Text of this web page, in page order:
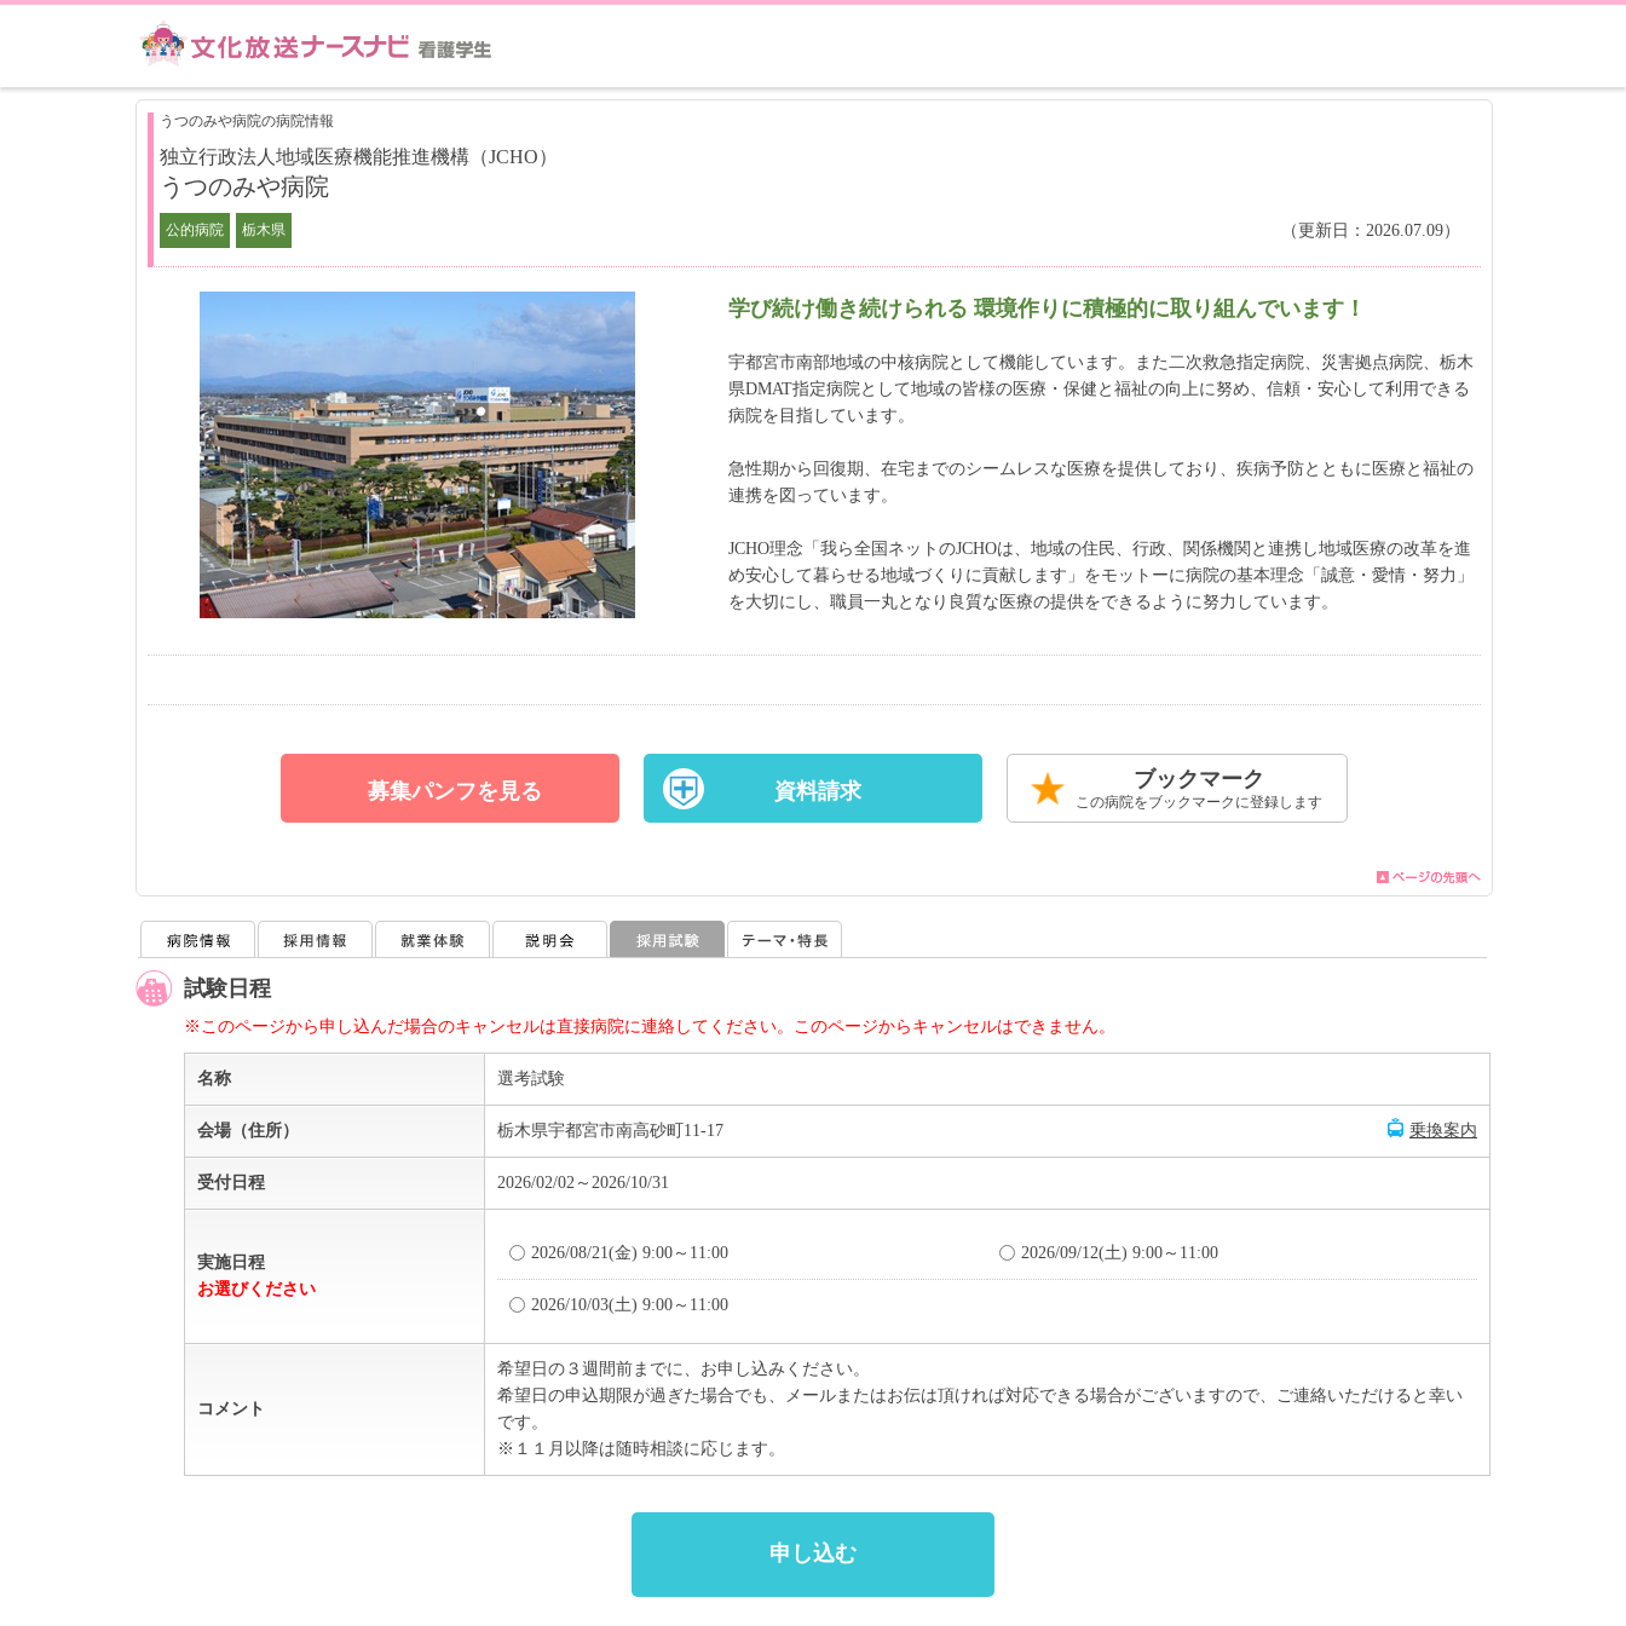
うつのみや病院の病院情報
独立行政法人地域医療機能推進機構（JCHO）
うつのみや病院
公的病院 栃木県 （更新日：2026.07.09）
学び続け働き続けられる 環境作りに積極的に取り組んでいます！
宇都宮市南部地域の中核病院として機能しています。また二次救急指定病院、災害拠点病院、栃木
県DMAT指定病院として地域の皆様の医療・保健と福祉の向上に努め、信頼・安心して利用できる
病院を目指しています。
急性期から回復期、在宅までのシームレスな医療を提供しており、疾病予防とともに医療と福祉の
連携を図っています。
JCHO理念「我ら全国ネットのJCHOは、地域の住民、行政、関係機関と連携し地域医療の改革を進
め安心して暮らせる地域づくりに貢献します」をモットーに病院の基本理念「誠意・愛情・努力」
を大切にし、職員一丸となり良質な医療の提供をできるように努力しています。
募集パンフを見る 資料請求 ブックマーク
この病院をブックマークに登録します
試験日程
※このページから申し込んだ場合のキャンセルは直接病院に連絡してください。このページからキャンセルはできません。
名称 選考試験
会場（住所） 栃木県宇都宮市南高砂町11-17 乗換案内
受付日程 2026/02/02～2026/10/31
実施日程
お選びください
2026/08/21(金) 9:00～11:00 2026/09/12(土) 9:00～11:00
2026/10/03(土) 9:00～11:00
コメント
希望日の３週間前までに、お申し込みください。
希望日の申込期限が過ぎた場合でも、メールまたはお伝は頂ければ対応できる場合がございますので、ご連絡いただけると幸い
です。
※１１月以降は随時相談に応じます。
申し込む